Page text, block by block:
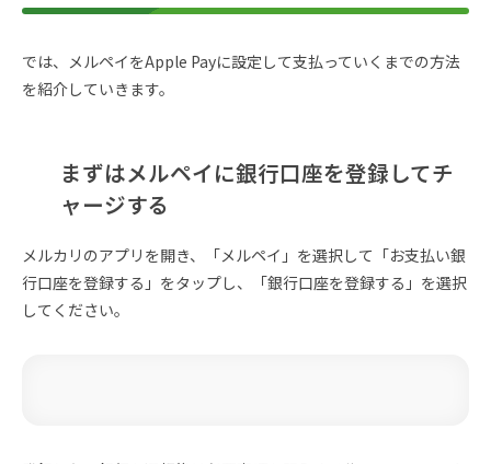
では、メルペイをApple Payに設定して支払っていくまでの方法
を紹介していきます。
まずはメルペイに銀行口座を登録してチ
ャージする
メルカリのアプリを開き、「メルペイ」を選択して「お支払い銀
行口座を登録する」をタップし、「銀行口座を登録する」を選択
してください。